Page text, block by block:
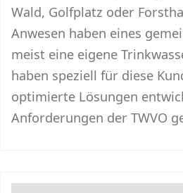
Wald, Golfplatz oder
Anwesen haben eines
meist eine eigene
haben speziell für diese
optimierte Lösungen
Anforderungen der TWVO